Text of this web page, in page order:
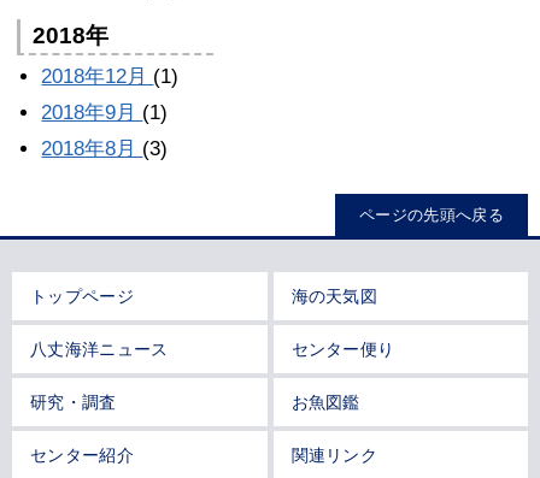
2018年
2018年12月 (1)
2018年9月 (1)
2018年8月 (3)
ページの先頭へ戻る
トップページ 海の天気図
八丈海洋ニュース センター便り
研究・調査 お魚図鑑
センター紹介 関連リンク